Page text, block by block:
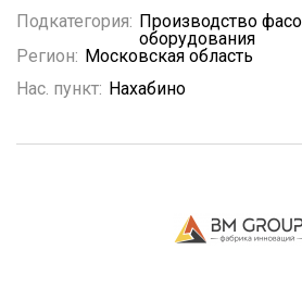
Подкатегория: Производство
оборудования
Регион: Московская область
Нас. пункт: Нахабино